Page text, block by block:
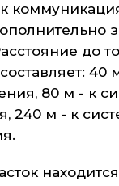
до
40
80 м - к
240 м - к